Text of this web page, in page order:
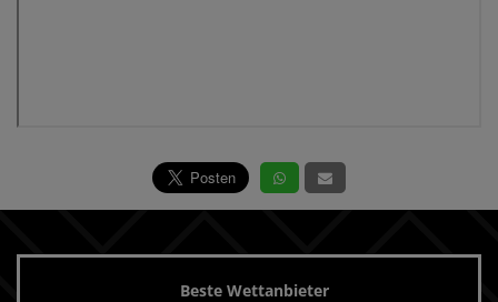
Beste Wettanbieter